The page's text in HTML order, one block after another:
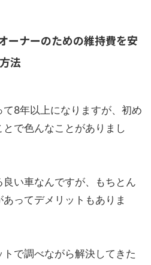
ーナーのための維持費を安
法
8年以上になりますが、初め
で色んなことがありまし
い車なんですが、もちとん
ってデメリットもありま
で調べながら解決してきた